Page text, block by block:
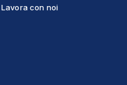
Lavora con noi